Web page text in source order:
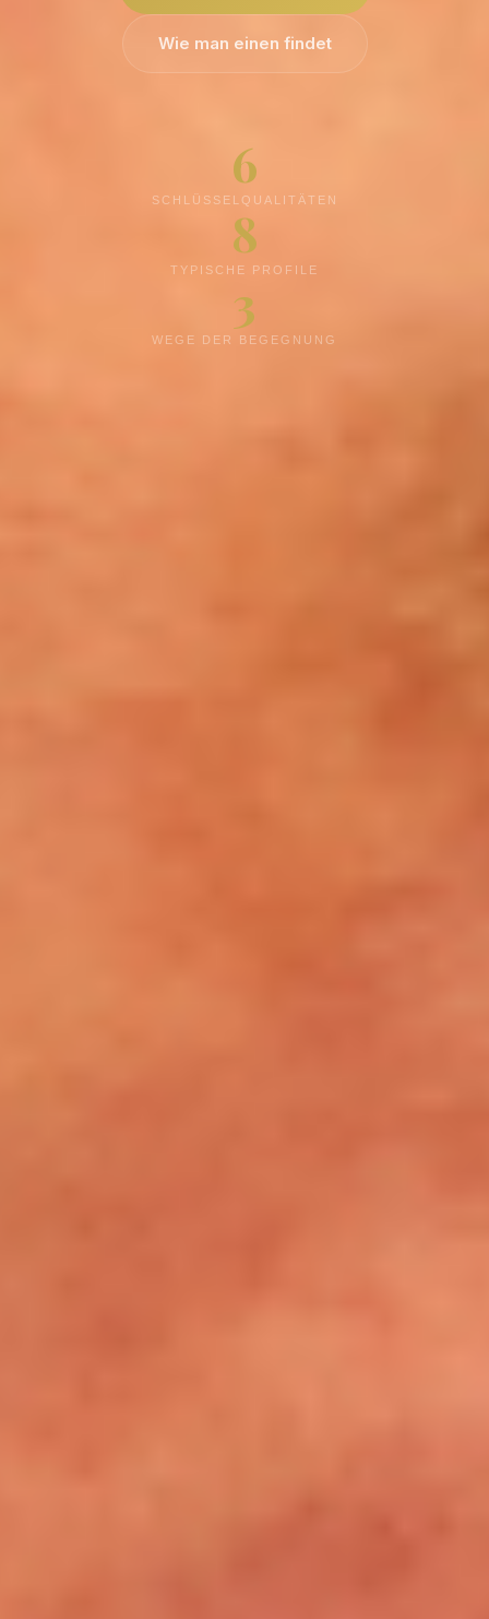
Wie man einen findet
6
SCHLÜSSELQUALITÄTEN
8
TYPISCHE PROFILE
3
WEGE DER BEGEGNUNG